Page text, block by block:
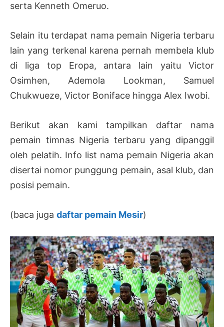
serta Kenneth Omeruo.
Selain itu terdapat nama pemain Nigeria terbaru
lain yang terkenal karena pernah membela klub
di liga top Eropa, antara lain yaitu Victor
Osimhen, Ademola Lookman, Samuel
Chukwueze, Victor Boniface hingga Alex Iwobi.
Berikut akan kami tampilkan daftar nama
pemain timnas Nigeria terbaru yang dipanggil
oleh pelatih. Info list nama pemain Nigeria akan
disertai nomor punggung pemain, asal klub, dan
posisi pemain.
(baca juga daftar pemain Mesir)